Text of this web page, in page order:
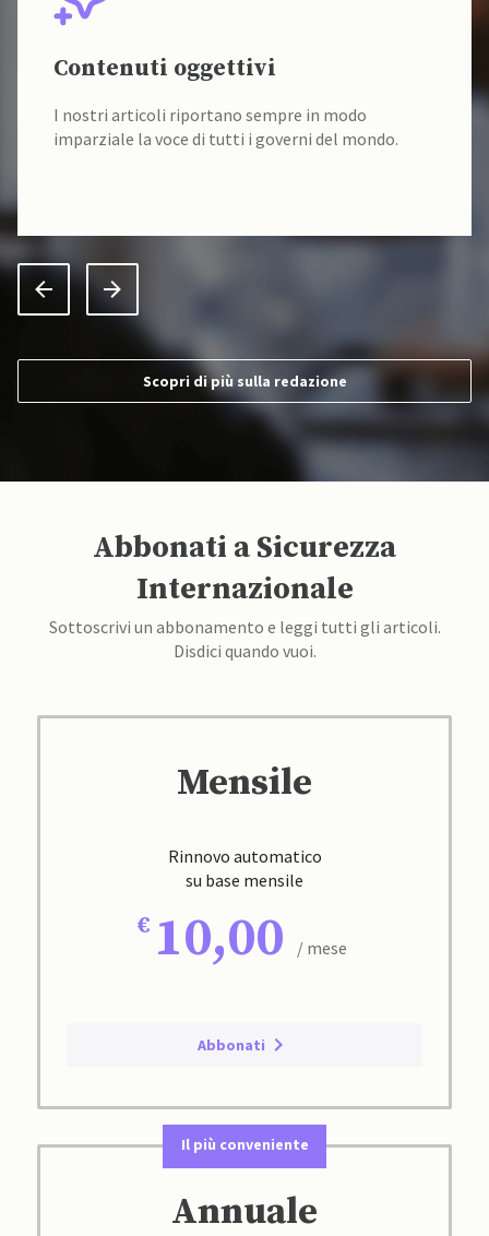
Fonti verificate
I nostri contenuti sono sempre verificati alla fonte
da un team di accademici specializzati.
Scopri di più sulla redazione
Abbonati a Sicurezza
Internazionale
Sottoscrivi un abbonamento e leggi tutti gli articoli.
Disdici quando vuoi.
Mensile
Rinnovo automatico
su base mensile
10,00 / mese
Abbonati
Il più conveniente
Annuale